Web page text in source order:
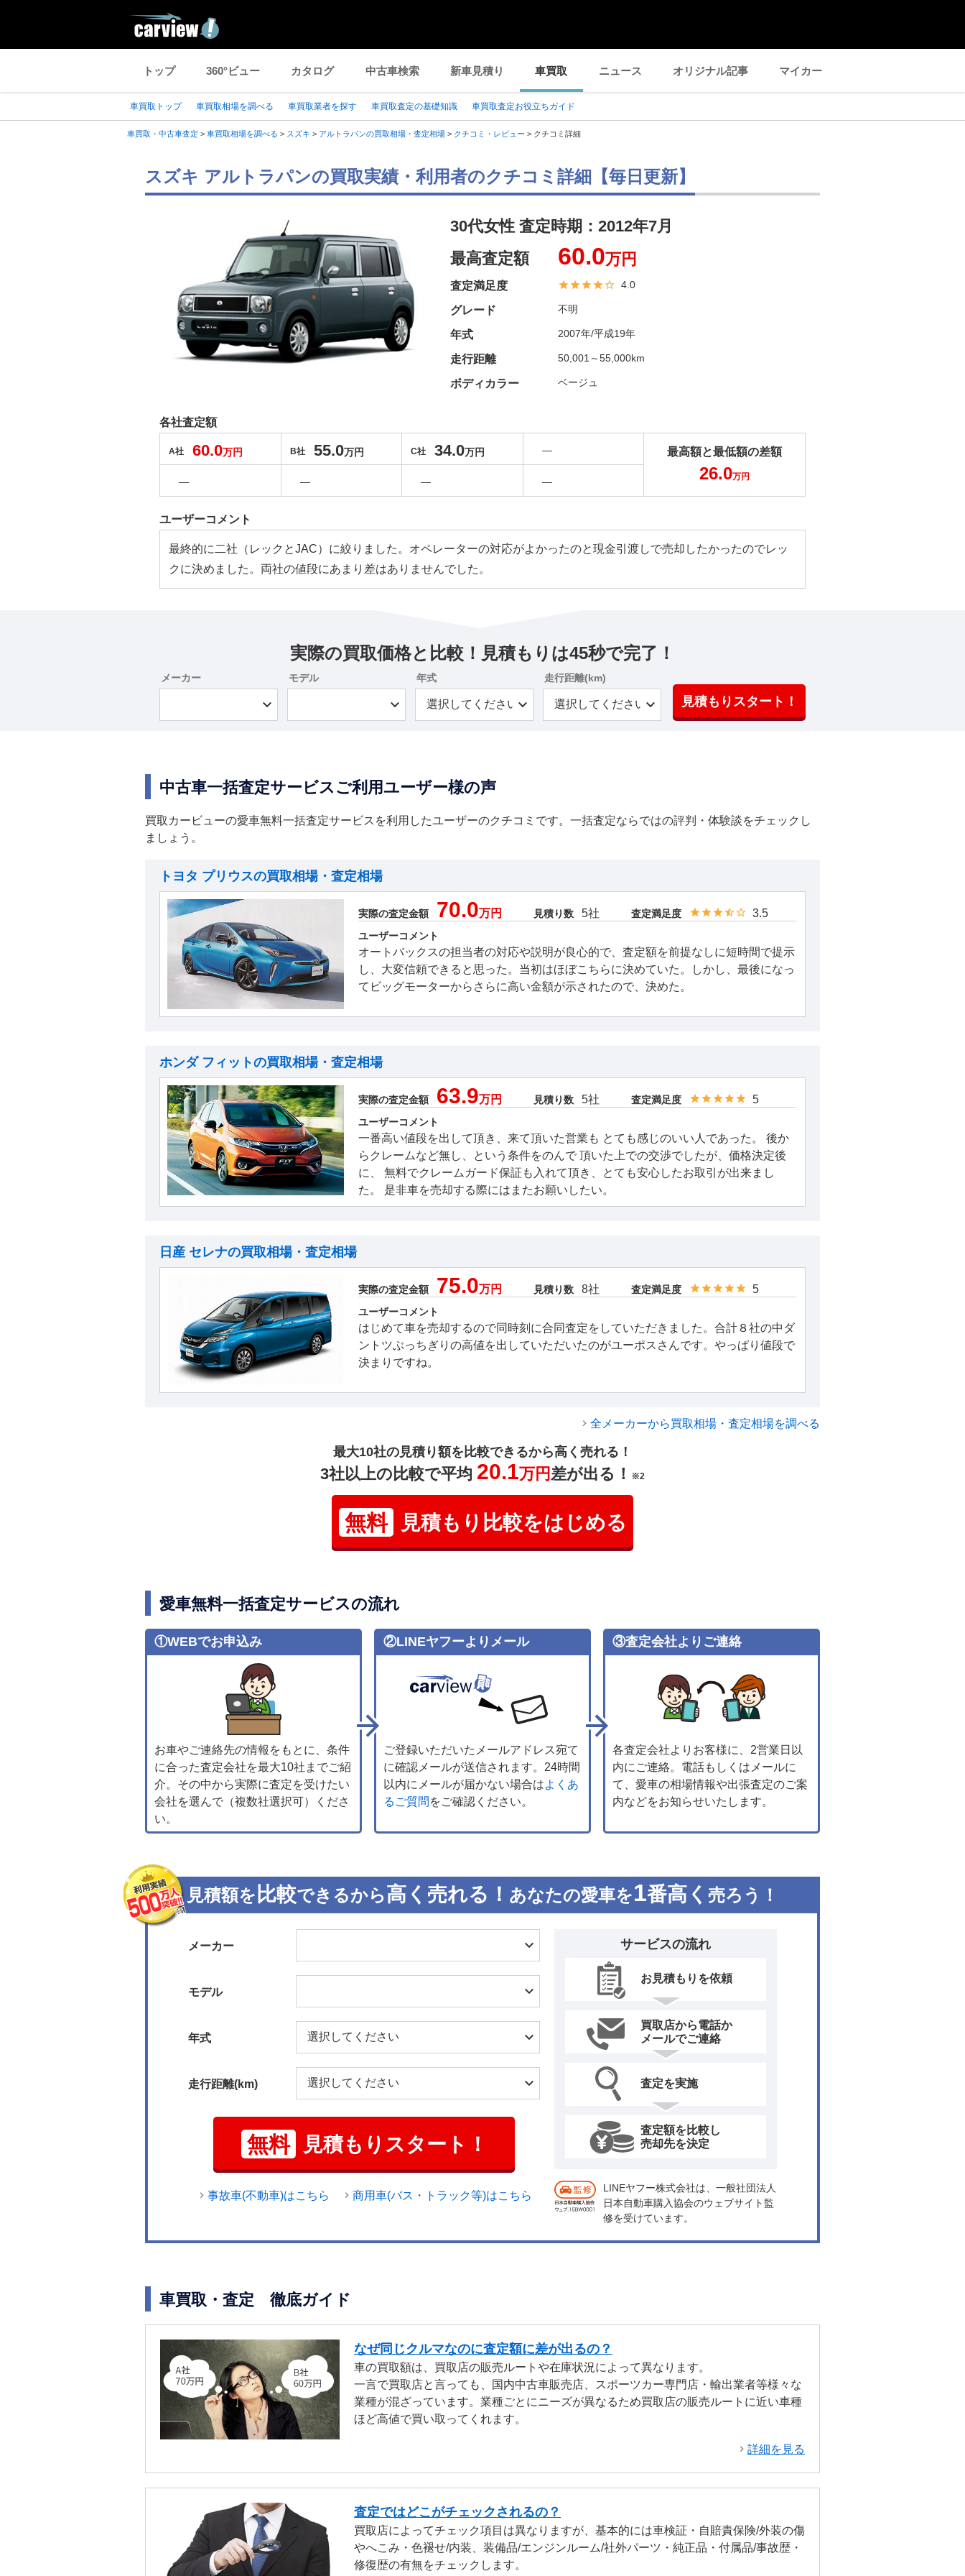
トップ 360°ビュー カタログ 中古車検索 新車見積り 車買取 ニュース オリジナル記事 マイカー
車買取トップ 車買取相場を調べる 車買取業者を探す 車買取査定の基礎知識 車買取査定お役立ちガイド
車買取・中古車査定 > 車買取相場を調べる > スズキ > アルトラパンの買取相場・査定相場 > クチコミ・レビュー > クチコミ詳細
スズキ アルトラパンの買取実績・利用者のクチコミ詳細【毎日更新】
30代女性 査定時期： 2012年7月
最高査定額
60.0万円
査定満足度 4.0
グレード 不明
年式 2007年/平成19年
走行距離 50,001～55,000km
ボディカラー ベージュ
各社査定額
A社 60.0万円 B社 55.0万円 C社 34.0万円 ―
― ― ― ―
最高額と最低額の差額
26.0万円
ユーザーコメント
最終的に二社（レックとJAC）に絞りました。オペレーターの対応がよかったのと現金引渡しで売却したかったのでレッ
クに決めました。両社の値段にあまり差はありませんでした。
実際の買取価格と比較！見積もりは45秒で完了！
メーカー モデル 年式 走行距離(km)
見積もりスタート！
中古車一括査定サービスご利用ユーザー様の声
買取カービューの愛車無料一括査定サービスを利用したユーザーのクチコミです。一括査定ならではの評判・体験談をチェックし
ましょう。
トヨタ プリウスの買取相場・査定相場
実際の査定金額 70.0万円 見積り数 5社 査定満足度 3.5
ユーザーコメント
オートバックスの担当者の対応や説明が良心的で、査定額を前提なしに短時間で提示
し、大変信頼できると思った。当初はほぼこちらに決めていた。しかし、最後になっ
てビッグモーターからさらに高い金額が示されたので、決めた。
ホンダ フィットの買取相場・査定相場
実際の査定金額 63.9万円 見積り数 5社 査定満足度 5
ユーザーコメント
一番高い値段を出して頂き、来て頂いた営業も とても感じのいい人であった。 後か
らクレームなど無し、という条件をのんで 頂いた上での交渉でしたが、価格決定後
に、 無料でクレームガード保証も入れて頂き、とても安心したお取引が出来まし
た。 是非車を売却する際にはまたお願いしたい。
日産 セレナの買取相場・査定相場
実際の査定金額 75.0万円 見積り数 8社 査定満足度 5
ユーザーコメント
はじめて車を売却するので同時刻に合同査定をしていただきました。合計８社の中ダ
ントツぶっちぎりの高値を出していただいたのがユーポスさんです。やっぱり値段で
決まりですね。
全メーカーから買取相場・査定相場を調べる
最大10社の見積り額を比較できるから高く売れる！
3社以上の比較で平均 20.1万円差が出る！ ※2
無料 見積もり比較をはじめる
愛車無料一括査定サービスの流れ
①WEBでお申込み
お車やご連絡先の情報をもとに、条件
に合った査定会社を最大10社までご紹
介。その中から実際に査定を受けたい
会社を選んで（複数社選択可）くださ
い。
②LINEヤフーよりメール
ご登録いただいたメールアドレス宛て
に確認メールが送信されます。24時間
以内にメールが届かない場合はよくあ
るご質問 をご確認ください。
③査定会社よりご連絡
各査定会社よりお客様に、2営業日以
内にご連絡。電話もしくはメールに
て、愛車の相場情報や出張査定のご案
内などをお知らせいたします。
見積額を 比較できるから高く売れる！ あなたの愛車を1番高く 売ろう！
メーカー
モデル
年式
走行距離(km)
無料 見積もりスタート！
事故車(不動車)はこちら 商用車(バス・トラック等)はこちら
サービスの流れ
お見積もりを依頼
買取店から電話か
メールでご連絡
査定を実施
査定額を比較し
売却先を決定
LINEヤフー株式会社は、一般社団法人
日本自動車購入協会のウェブサイト監
修を受けています。
車買取・査定 徹底ガイド
なぜ同じクルマなのに査定額に差が出るの？
車の買取額は、買取店の販売ルートや在庫状況によって異なります。
一言で買取店と言っても、国内中古車販売店、スポーツカー専門店・輸出業者等様々な
業種が混ざっています。業種ごとにニーズが異なるため買取店の販売ルートに近い車種
ほど高値で買い取ってくれます。
詳細を見る
査定ではどこがチェックされるの？
買取店によってチェック項目は異なりますが、基本的には車検証・自賠責保険/外装の傷
やへこみ・色褪せ/内装、装備品/エンジンルーム/社外パーツ・純正品・付属品/事故歴・
修復歴の有無をチェックします。